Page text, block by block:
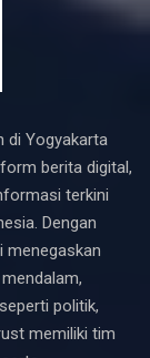
di Yogyakarta
berita digital,
terkini
Dengan
menegaskan
politik,
memiliki tim